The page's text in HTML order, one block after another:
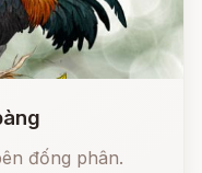
đống phân.